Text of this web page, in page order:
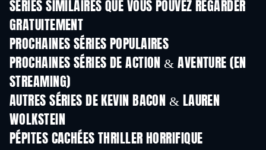
SÉRIES SIMILAIRES QUE VOUS POUVEZ REGARDER
GRATUITEMENTSérie
PROCHAINES SÉRIES POPULAIRES
Série Série
PROCHAINES SÉRIES DE ACTION & AVENTURE (EN
STREAMING)Saison 2
AUTRES SÉRIES DE KEVIN BACON & LAUREN
WOLKSTEIN
PÉPITES CACHÉES THRILLER HORRIFIQUE